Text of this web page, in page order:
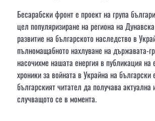
Бесарабски фронт е проект на група
цел популяризиране на региона на
развитие на българското наследство в
пълномащабното нахлуване на държавата-
насочихме нашата енергия в публикация на
хроники за войната в Украйна на
българският читател да получава
случващото се в момента.